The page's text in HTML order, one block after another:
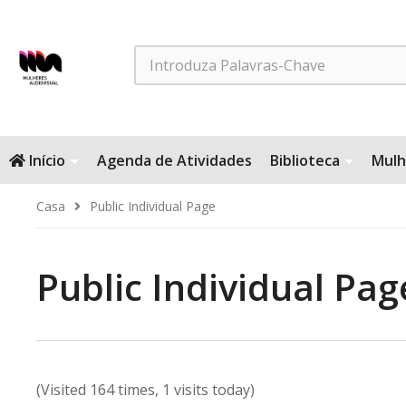
Search
Início Agenda de Atividades Biblioteca
Casa Public Individual Page
Public Individual
(Visited 164 times, 1 visits today)